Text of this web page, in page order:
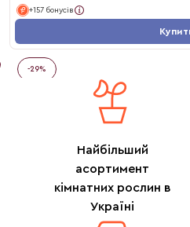
+157 бонусів
-29%
Найбільший
асортимент
кімнатних рослин в
Україні